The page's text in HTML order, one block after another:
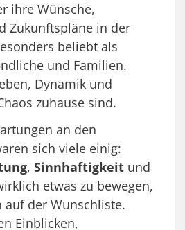
ihre Wünsche,
Zukunftspläne in der
beliebt als
und Familien.
Dynamik und
zuhause sind.
an den
sich viele einig:
, Sinnhaftigkeit und
etwas zu bewegen,
auf der Wunschliste.
Einblicken,